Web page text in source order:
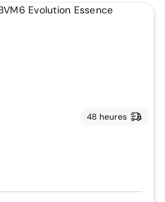
48 heures